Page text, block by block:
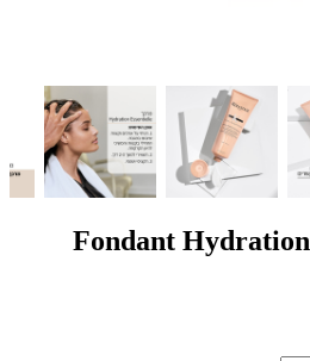
מרכך קרל מניפסטו Fondant Hydration